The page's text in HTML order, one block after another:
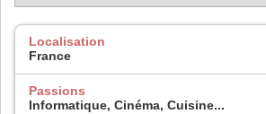
Localisation
France
Passions
Informatique, Cinéma, Cuisine...